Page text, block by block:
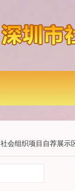
社会组织项目自荐展示